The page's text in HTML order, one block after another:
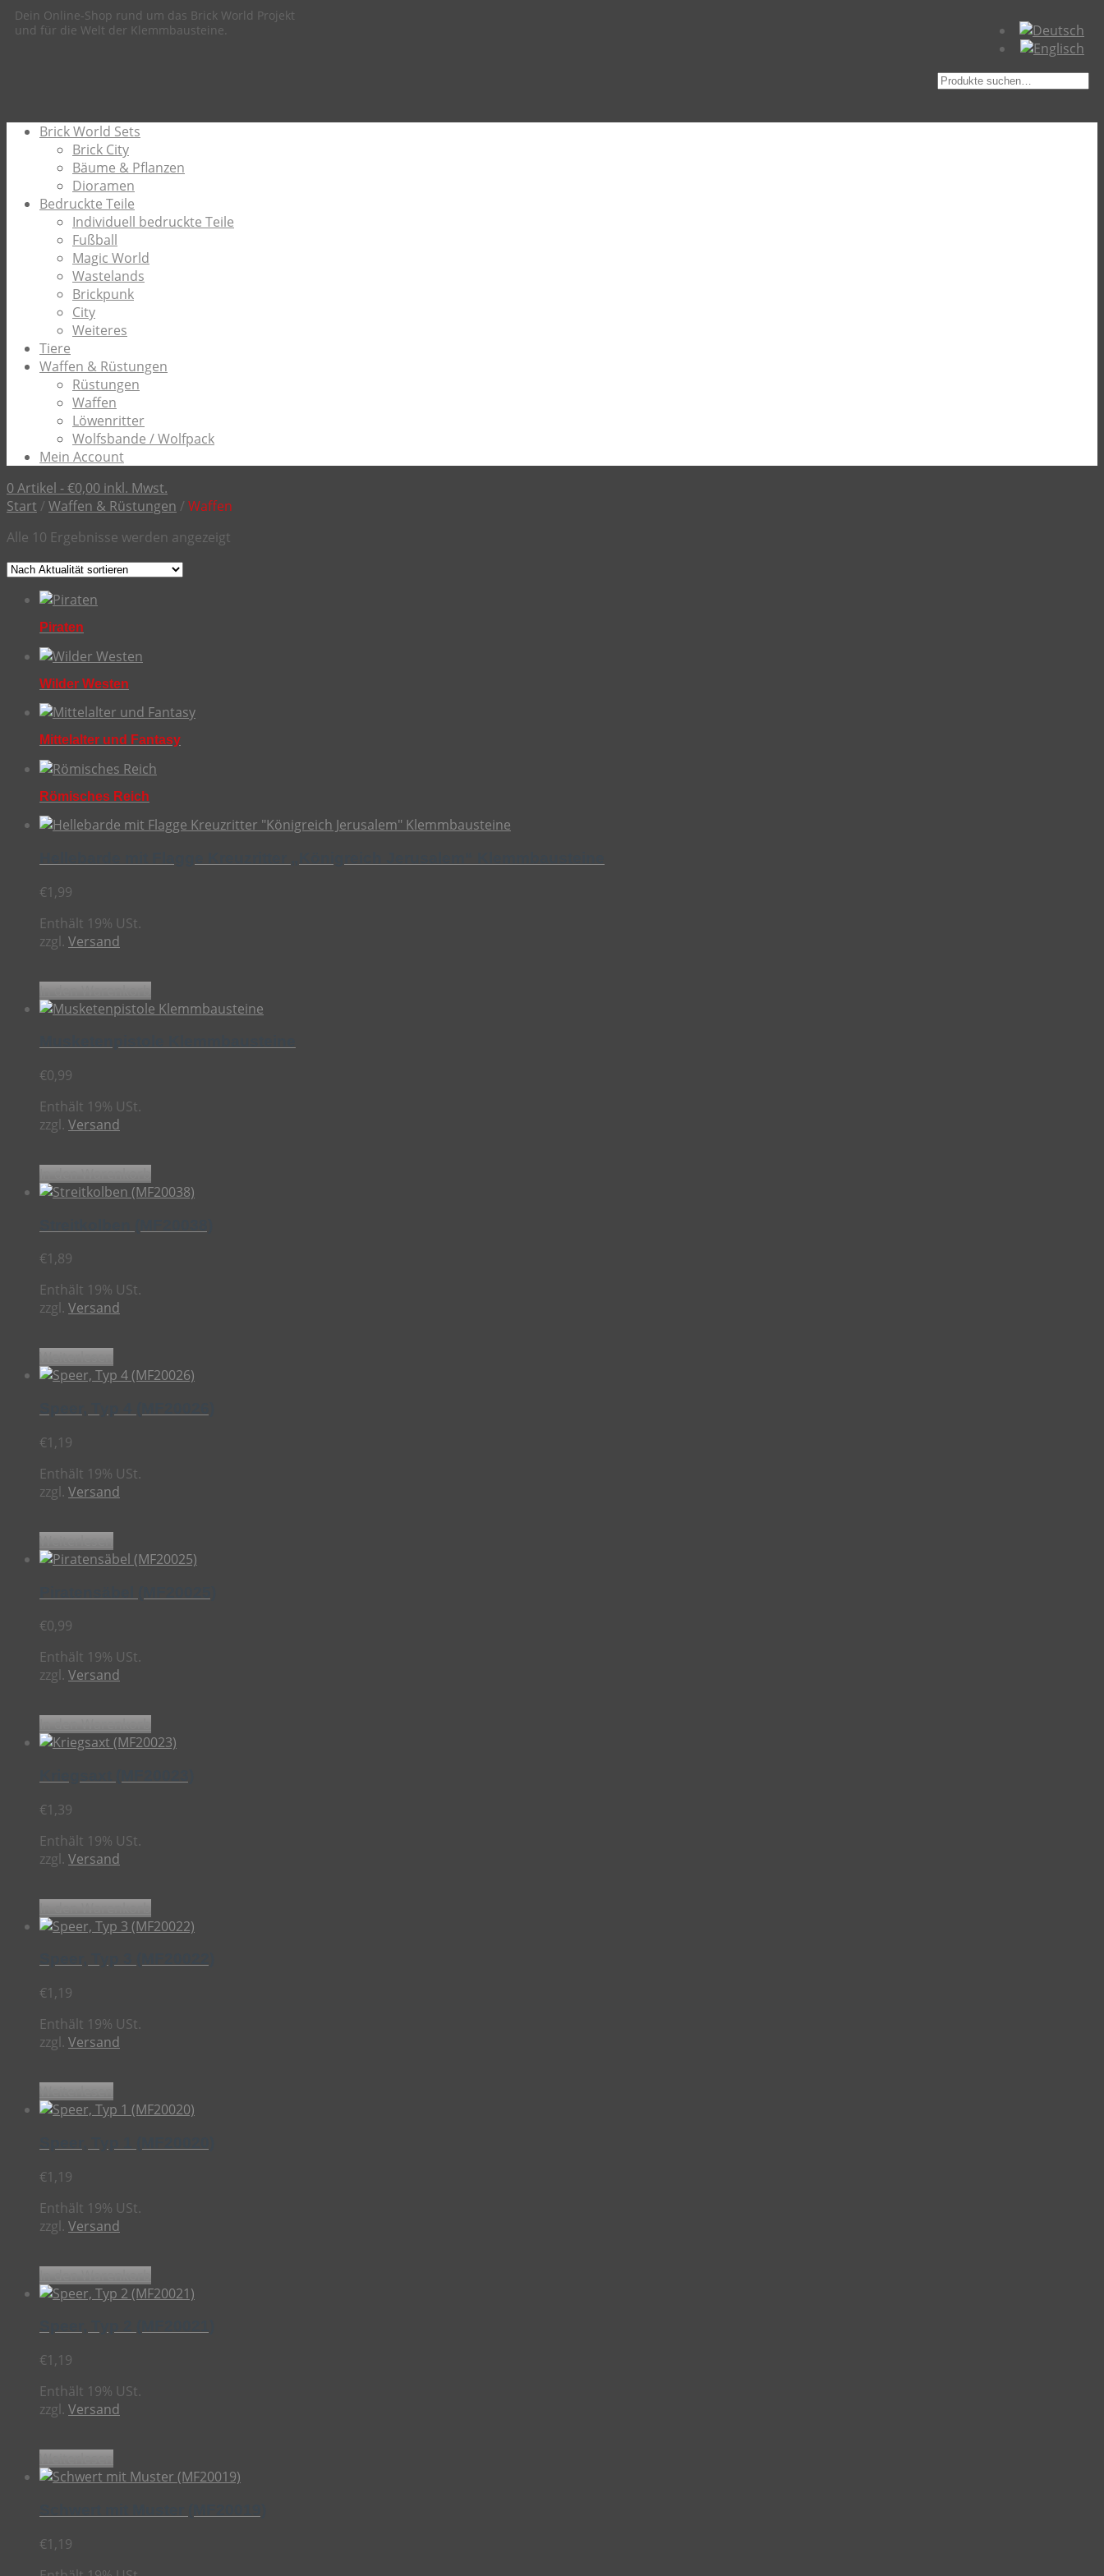
Dein Online-Shop rund um das Brick World Projekt
und für die Welt der Klemmbausteine.
Suche
Brick World Sets
Brick City
Bäume & Pflanzen
Dioramen
Bedruckte Teile
Individuell bedruckte Teile
Fußball
Magic World
Wastelands
Brickpunk
City
Weiteres
Tiere
Waffen & Rüstungen
Rüstungen
Waffen
Löwenritter
Wolfsbande / Wolfpack
Mein Account
0 Artikel -€0,00 inkl. Mwst.
Start / Waffen & Rüstungen / Waffen
Alle 10 Ergebnisse werden angezeigt
Piraten
Wilder Westen
Mittelalter und Fantasy
Römisches Reich
€1,99
Enthält 19% USt.
zzgl. Versand
€0,99
Enthält 19% USt.
zzgl. Versand
€1,89
Enthält 19% USt.
zzgl. Versand
€1,19
Enthält 19% USt.
zzgl. Versand
€0,99
Enthält 19% USt.
zzgl. Versand
€1,39
Enthält 19% USt.
zzgl. Versand
€1,19
Enthält 19% USt.
zzgl. Versand
€1,19
Enthält 19% USt.
zzgl. Versand
€1,19
Enthält 19% USt.
zzgl. Versand
€1,19